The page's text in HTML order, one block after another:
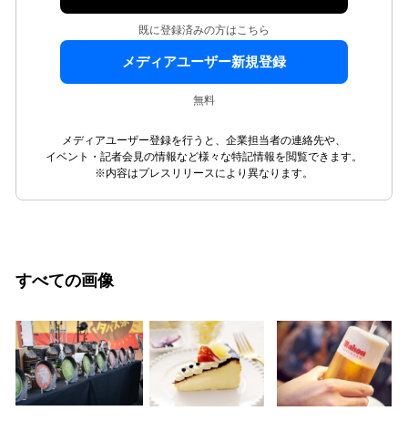
既に登録済みの方はこちら
メディアユーザー新規登録
無料
メディアユーザー登録を行うと、企業担当者の連絡先や、
イベント・記者会見の情報など様々な特記情報を閲覧できます。
※内容はプレスリリースにより異なります。
すべての画像